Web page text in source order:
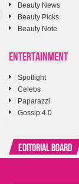
Beauty News
Beauty Picks
Beauty Note
ENTERTAINMENT
Spotlight
Celebs
Paparazzi
Gossip 4.0
Editorial Board